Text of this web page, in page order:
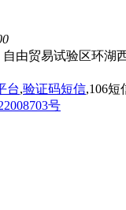
由贸易试验区环湖
台,验证码短信,106短
号